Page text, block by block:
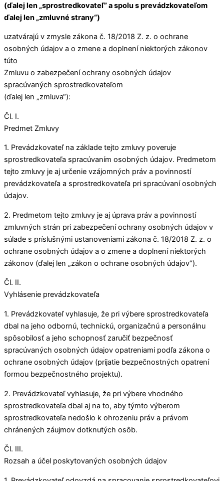
(ďalej len „sprostredkovateľ” a spolu s prevádzkovateľom
ďalej len „zmluvné strany“)
uzatvárajú v zmysle zákona č. 18/2018 Z. z. o ochrane
osobných údajov a o zmene a doplnení niektorých zákonov
túto
Zmluvu o zabezpečení ochrany osobných údajov
spracúvaných sprostredkovateľom
(ďalej len „zmluva“):
Čl. I.
Predmet Zmluvy
1. Prevádzkovateľ na základe tejto zmluvy poveruje
sprostredkovateľa spracúvaním osobných údajov. Predmetom
tejto zmluvy je aj určenie vzájomných práv a povinností
prevádzkovateľa a sprostredkovateľa pri spracúvaní osobných
údajov.
2. Predmetom tejto zmluvy je aj úprava práv a povinností
zmluvných strán pri zabezpečení ochrany osobných údajov v
súlade s príslušnými ustanoveniami zákona č. 18/2018 Z. z. o
ochrane osobných údajov a o zmene a doplnení niektorých
zákonov (ďalej len „zákon o ochrane osobných údajov“).
Čl. II.
Vyhlásenie prevádzkovateľa
1. Prevádzkovateľ vyhlasuje, že pri výbere sprostredkovateľa
dbal na jeho odbornú, technickú, organizačnú a personálnu
spôsobilosť a jeho schopnosť zaručiť bezpečnosť
spracúvaných osobných údajov opatreniami podľa zákona o
ochrane osobných údajov (prijatie bezpečnostných opatrení
formou bezpečnostného projektu).
2. Prevádzkovateľ vyhlasuje, že pri výbere vhodného
sprostredkovateľa dbal aj na to, aby týmto výberom
sprostredkovateľa nedošlo k ohrozeniu práv a právom
chránených záujmov dotknutých osôb.
Čl. III.
Rozsah a účel poskytovaných osobných údajov